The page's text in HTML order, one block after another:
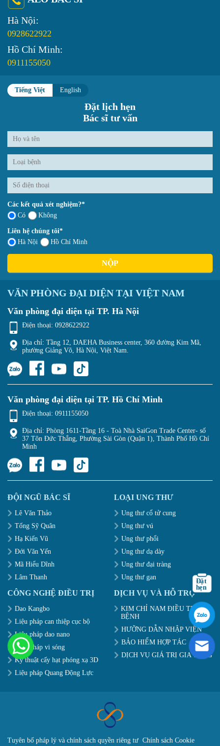
Hà Nội:
0928622922
Hồ Chí Minh:
0911155050
Tiếng Việt English
Đặt lịch hẹn
Bác sĩ tư vấn
Các kết quả xét nghiệm?*
Có
Không
Liên hệ chúng tôi*
Hà Nội
Hồ Chí Minh
NỘP
VĂN PHÒNG ĐẠI DIỆN TẠI VIỆT NAM
Văn phòng đại diện tại TP. Hà Nội
Điện thoại: 0928622922
Địa chỉ: Tầng 12, DAEHA Business center, 360 đường Kim Mã,
phường Giảng Võ, Hà Nội, Việt Nam.
Văn phòng đại diện tại TP. Hồ Chí Minh
Điện thoại: 0911155050
Địa chỉ: Phòng 1611-Tầng 16 - Toà Nhà SaiGon Trade Center- số
37 Tôn Đức Thắng, Phường Sài Gòn (Quận 1), Thành Phố Hồ Chí
Minh
ĐỘI NGŨ BÁC SĨ
Lê Văn Thảo
Tống Sỹ Quân
Hạ Kiến Vũ
Đới Văn Yến
Mã Hiểu Dĩnh
Lâm Thanh
LOẠI UNG THƯ
Ung thư cổ tử cung
Ung thư vú
Ung thư phổi
Ung thư dạ dày
Ung thư đại tràng
Ung thư gan
CÔNG NGHỆ ĐIỀU TRỊ
Dao Kangbo
Liệu pháp can thiệp cục bộ
Liệu pháp dao nano
Liệu pháp vi sóng
Kỹ thuật cấy hạt phóng xạ 3D
Liệu pháp Quang Động Lực
DỊCH VỤ VÀ HỖ TRỢ
KIM CHỈ NAM ĐIỀU TRỊ
BỆNH
HƯỠNG DẪN NHẬP VIỆN
BẢO HIỂM HỢP TÁC
DỊCH VỤ GIÁ TRỊ GIA TĂNG
Tuyên bố pháp lý và chính sách quyền riêng tư Chính sách Cookie